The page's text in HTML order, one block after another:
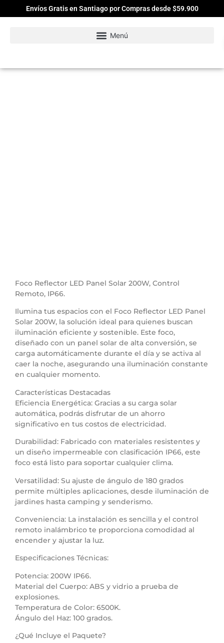
Envíos Gratis en Santiago por Compras desde $59.900
Foco Reflector LED Panel Solar 200W, Control
Remoto, IP66.
Ilumina tus espacios con el Foco Reflector LED Panel
Solar 200W, la solución ideal para quienes buscan
iluminación eficiente y sostenible. Este foco,
diseñado con un panel solar de alta conversión, se
carga automáticamente durante el día y se activa al
caer la noche, asegurando una iluminación constante
en cualquier momento.
Características Destacadas
Eficiencia Energética: Gracias a su carga solar
automática, podrás disfrutar de un ahorro
significativo en tus costos de electricidad.
Durabilidad: Fabricado con materiales resistentes y
un diseño impermeable con clasificación IP66, este
foco está listo para soportar cualquier clima.
Versatilidad: Su ajuste de ángulo de 180 grados
permite múltiples aplicaciones, desde iluminación de
jardines hasta camping y senderismo.
Conveniencia: La instalación es sencilla y el control
remoto inalámbrico te proporciona comodidad al
encender y ajustar la luz.
Especificaciones Técnicas:
Potencia: 200W IP66.
Material del Cuerpo: ABS y vidrio a prueba de
explosiones.
Temperatura de Color: 6500K.
Ángulo del Haz: 100 grados.
¿Qué Incluye el Paquete?